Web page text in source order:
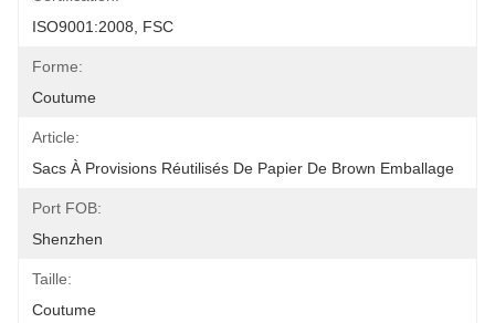
ISO9001:2008, FSC
Forme:
Coutume
Article:
Sacs À Provisions Réutilisés De Papier De Brown Emballage
Port FOB:
Shenzhen
Taille:
Coutume